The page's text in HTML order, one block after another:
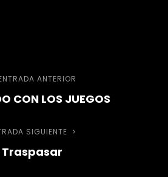
Entrada
anterior
ANTERIOR
CON LOS JUEGOS
Entrada
siguiente
SIGUIENTE
Traspasar